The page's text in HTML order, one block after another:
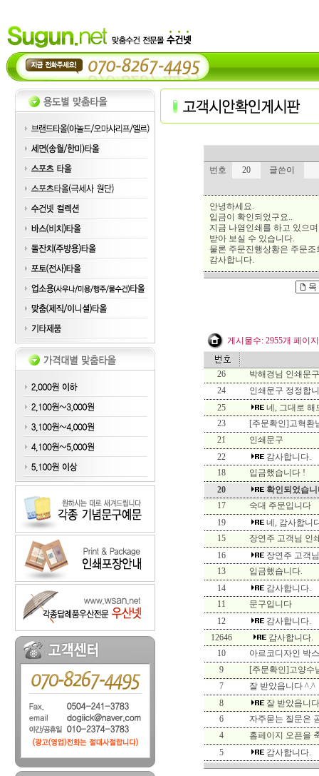
번호 20 글쓴이
안녕하세요.
입금이 확인되었구요..
지금 나염인쇄를 하고 있으
받아 보실 수 있습니다.
물론 주문진행상황은 주문
감사합니다.
게시물수: 2955개 페이
26
박해경님 인쇄문
24
인쇄문구 정정합
25
네, 그대로 해
23
[주문확인]고혁환
21
인쇄문구
22
감사합니다.
18
입금했습니다 !
20
확인되었습
17
숙대 주문입니다
19
네, 감사합니
15
장연주 고객님 인
16
장연주 고객
13
입금했습니다.
14
감사합니다.
11
문구입니다
12
감사합니다.
12646
감사합니다.
10
아르코디자인 박
9
[주문확인]고양수
7
잘 받았읍니다 ^.^
8
잘 받았읍니
6
자주묻는 질문은
4
홈페이지 오픈을
5
감사합니다.